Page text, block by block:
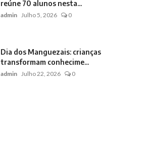
reúne 70 alunos nesta...
admin Julho 5, 2026 0
Dia dos Manguezais: crianças
transformam conhecime...
admin Julho 22, 2026 0